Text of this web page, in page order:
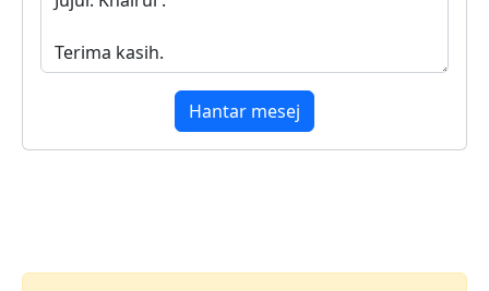
Hantar mesej